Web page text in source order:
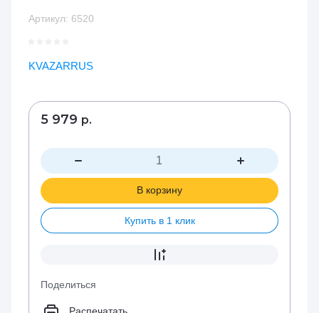
Артикул: 6520
KVAZARRUS
5 979 р.
В корзину
Купить в 1 клик
Поделиться
Распечатать